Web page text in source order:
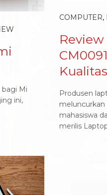
bagi Mi
ini,
COMPUTER,
Review
Produsen
meluncurkan
mahasiswa
merilis